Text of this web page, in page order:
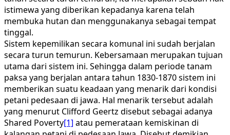
istimewa yang diberikan kepadanya karena telah
membuka hutan dan menggunakanya sebagai tempat
tinggal.
Sistem kepemilikan secara komunal ini sudah berjalan
secara turun temurun. Kebersamaan merupakan tujuan
utama dari sistem ini. Sehingga dalam periode tanam
paksa yang berjalan antara tahun 1830-1870 sistem ini
memberikan suatu keadaan yang menarik dari kondisi
petani pedesaan di jawa. Hal menarik tersebut adalah
yang menurut Clifford Geertz disebut sebagai adanya
Shared Poverty[1] atau pemerataan kemiskinan di